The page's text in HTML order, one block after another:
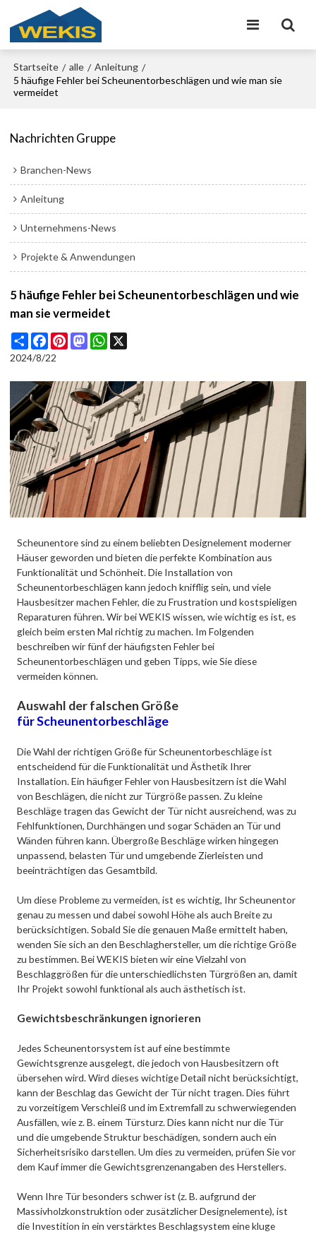
Startseite / alle / Anleitung /
5 häufige Fehler bei Scheunentorbeschlägen und wie man sie
vermeidet
Nachrichten Gruppe
Branchen-News
Anleitung
Unternehmens-News
Projekte & Anwendungen
5 häufige Fehler bei Scheunentorbeschlägen und wie
man sie vermeidet
ShareFacebookPinterest
MastodonWhatsApp
2024/8/22
Scheunentore sind zu einem beliebten Designelement moderner
Häuser geworden und bieten die perfekte Kombination aus
Funktionalität und Schönheit. Die Installation von
Scheunentorbeschlägen kann jedoch knifflig sein, und viele
Hausbesitzer machen Fehler, die zu Frustration und kostspieligen
Reparaturen führen. Wir bei WEKIS wissen, wie wichtig es ist, es
gleich beim ersten Mal richtig zu machen. Im Folgenden
beschreiben wir fünf der häufigsten Fehler bei
Scheunentorbeschlägen und geben Tipps, wie Sie diese
vermeiden können.
Auswahl der falschen Größe
für Scheunentorbeschläge
Die Wahl der richtigen Größe für Scheunentorbeschläge ist
entscheidend für die Funktionalität und Ästhetik Ihrer
Installation. Ein häufiger Fehler von Hausbesitzern ist die Wahl
von Beschlägen, die nicht zur Türgröße passen. Zu kleine
Beschläge tragen das Gewicht der Tür nicht ausreichend, was zu
Fehlfunktionen, Durchhängen und sogar Schäden an Tür und
Wänden führen kann. Übergroße Beschläge wirken hingegen
unpassend, belasten Tür und umgebende Zierleisten und
beeinträchtigen das Gesamtbild.
Um diese Probleme zu vermeiden, ist es wichtig, Ihr Scheunentor
genau zu messen und dabei sowohl Höhe als auch Breite zu
berücksichtigen. Sobald Sie die genauen Maße ermittelt haben,
wenden Sie sich an den Beschlaghersteller, um die richtige Größe
zu bestimmen. Bei WEKIS bieten wir eine Vielzahl von
Beschlaggrößen für die unterschiedlichsten Türgrößen an, damit
Ihr Projekt sowohl funktional als auch ästhetisch ist.
Gewichtsbeschränkungen ignorieren
Jedes Scheunentorsystem ist auf eine bestimmte
Gewichtsgrenze ausgelegt, die jedoch von Hausbesitzern oft
übersehen wird. Wird dieses wichtige Detail nicht berücksichtigt,
kann der Beschlag das Gewicht der Tür nicht tragen. Dies führt
zu vorzeitigem Verschleiß und im Extremfall zu schwerwiegenden
Ausfällen, wie z. B. einem Türsturz. Dies kann nicht nur die Tür
und die umgebende Struktur beschädigen, sondern auch ein
Sicherheitsrisiko darstellen. Um dies zu vermeiden, prüfen Sie vor
dem Kauf immer die Gewichtsgrenzenangaben des Herstellers.
Wenn Ihre Tür besonders schwer ist (z. B. aufgrund der
Massivholzkonstruktion oder zusätzlicher Designelemente), ist
die Investition in ein verstärktes Beschlagsystem eine kluge